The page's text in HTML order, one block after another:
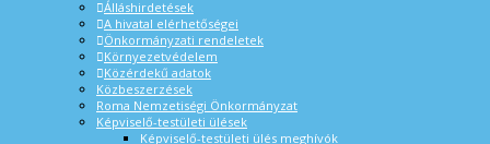
Álláshirdetések
A hivatal elérhetőségei
Önkormányzati rendeletek
Környezetvédelem
Közérdekű adatok
Közbeszerzések
Roma Nemzetiségi Önkormányzat
Képviselő-testületi ülések
Képviselő-testületi ülés meghívók